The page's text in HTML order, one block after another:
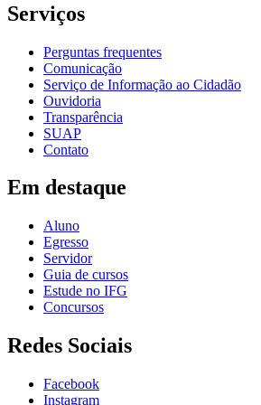
Serviços
Perguntas frequentes
Comunicação
Serviço de Informação ao Cidadão
Ouvidoria
Transparência
SUAP
Contato
Em destaque
Aluno
Egresso
Servidor
Guia de cursos
Estude no IFG
Concursos
Redes Sociais
Facebook
Instagram